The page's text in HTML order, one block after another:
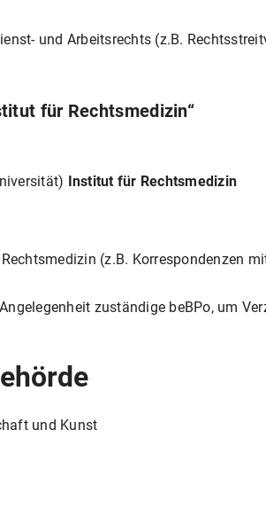
und Arbeitsrechts (z.B.
für Rechtsmedizin“
Institut für Rechtsmedizin
(z.B. Korrespondenzen
zuständige beBPo, um
und Kunst